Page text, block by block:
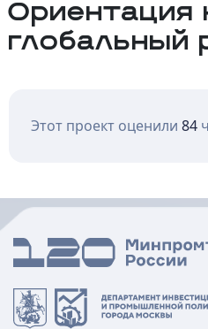
Ориентация
глобальный
Этот проект оценили 84